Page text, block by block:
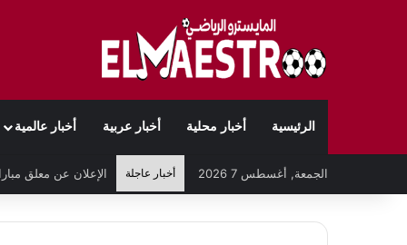
الرئيسية أخبار محلية أخبار عربية أخبار عالمية
الجمعة, أغسطس 7 2026 أخبار عاجلة